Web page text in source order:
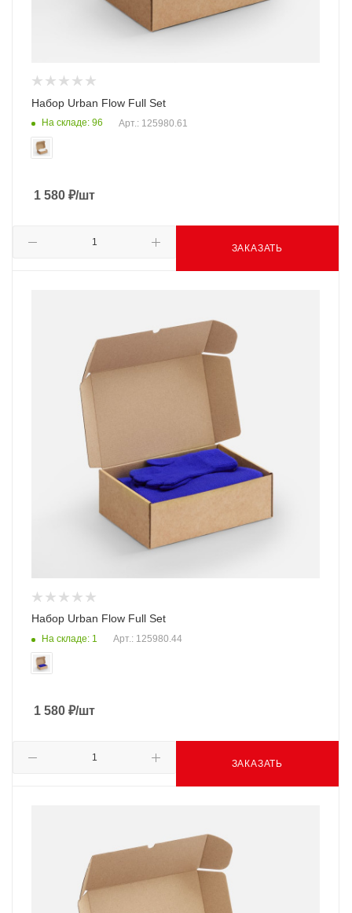
Набор Urban Flow Full Set
На складе: 96 Арт.: 125980.61
1 580 ₽/шт
ЗАКАЗАТЬ
Набор Urban Flow Full Set
На складе: 1 Арт.: 125980.44
1 580 ₽/шт
ЗАКАЗАТЬ